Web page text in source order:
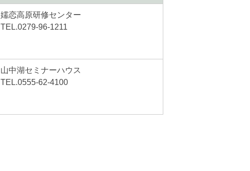
嬬恋高原研修センター
TEL.0279-96-1211
山中湖セミナーハウス
TEL.0555-62-4100